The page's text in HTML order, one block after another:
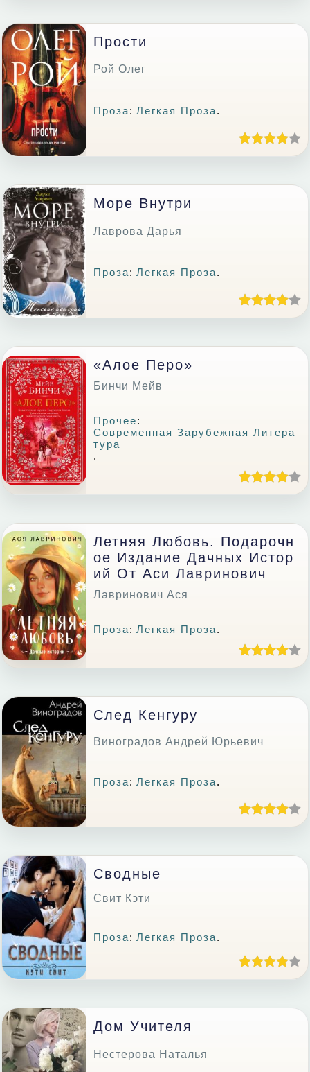
Прости
Рой Олег
Проза:Легкая Проза.
Море Внутри
Лаврова Дарья
Проза:Легкая Проза.
«Алое Перо»
Бинчи Мейв
Прочее:
Современная Зарубежная Литера
Тура
.
Летняя Любовь. Подарочн
Ое Издание Дачных Истор
Ий От Аси Лавринович
Лавринович Ася
Проза:Легкая Проза.
След Кенгуру
Виноградов Андрей Юрьевич
Проза:Легкая Проза.
Сводные
Свит Кэти
Проза:Легкая Проза.
Дом Учителя
Нестерова Наталья